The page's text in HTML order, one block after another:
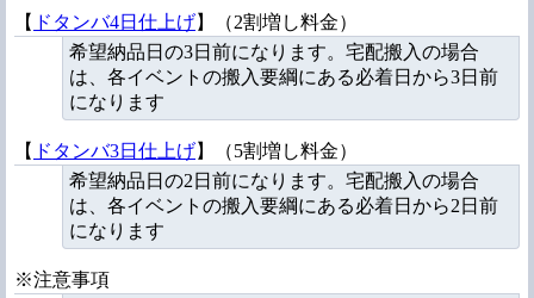
【 ドタンバ4日仕上げ】（2割増し料金）
希望納品日の3日前になります。宅配搬入の場合
は、各イベントの搬入要綱にある必着日から3日前
になります
【 ドタンバ3日仕上げ】（5割増し料金）
希望納品日の2日前になります。宅配搬入の場合
は、各イベントの搬入要綱にある必着日から2日前
になります
※注意事項